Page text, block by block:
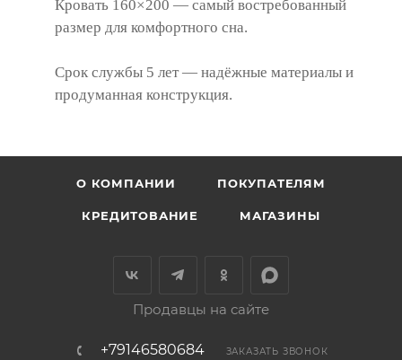
Кровать 160×200 — самый востребованный
размер для комфортного сна.
Срок службы 5 лет — надёжные материалы и
продуманная конструкция.
О КОМПАНИИ ПОКУПАТЕЛЯМ
КРЕДИТОВАНИЕ МАГАЗИНЫ
Продавцы на сайте
+79146580684 ЗАКАЗАТЬ ЗВОНОК